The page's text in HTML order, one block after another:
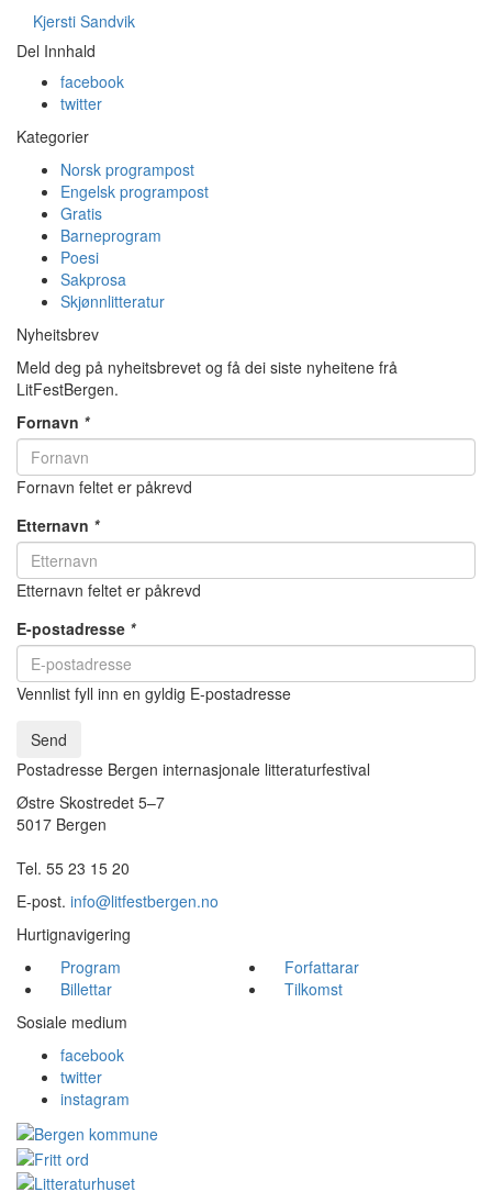
Kjersti Sandvik
Del Innhald
facebook
twitter
Kategorier
Norsk programpost
Engelsk programpost
Gratis
Barneprogram
Poesi
Sakprosa
Skjønnlitteratur
Nyheitsbrev
Meld deg på nyheitsbrevet og få dei siste nyheitene frå
LitFestBergen.
Fornavn *
Fornavn feltet er påkrevd
Etternavn *
Etternavn feltet er påkrevd
E-postadresse *
Vennlist fyll inn en gyldig E-postadresse
Send
Postadresse Bergen internasjonale litteraturfestival
Østre Skostredet 5–7
5017 Bergen
Tel. 55 23 15 20
E-post. info@litfestbergen.no
Hurtignavigering
Program
Forfattarar
Billettar
Tilkomst
Sosiale medium
facebook
twitter
instagram